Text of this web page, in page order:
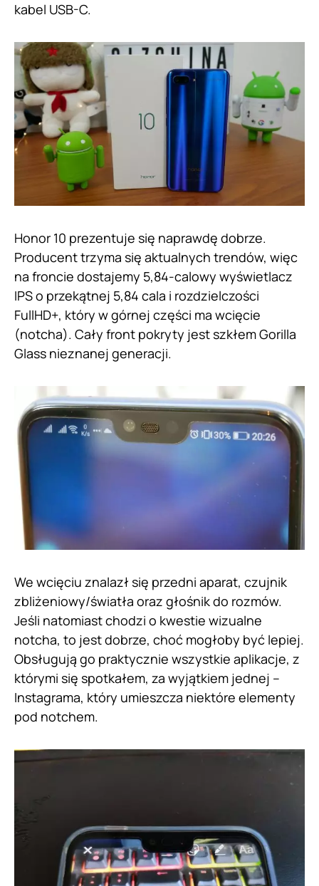
kabel USB-C.
Honor 10 prezentuje się naprawdę dobrze.
Producent trzyma się aktualnych trendów, więc
na froncie dostajemy 5,84-calowy wyświetlacz
IPS o przekątnej 5,84 cala i rozdzielczości
FullHD+, który w górnej części ma wcięcie
(notcha). Cały front pokryty jest szkłem Gorilla
Glass nieznanej generacji.
We wcięciu znalazł się przedni aparat, czujnik
zbliżeniowy/światła oraz głośnik do rozmów.
Jeśli natomiast chodzi o kwestie wizualne
notcha, to jest dobrze, choć mogłoby być lepiej.
Obsługują go praktycznie wszystkie aplikacje, z
którymi się spotkałem, za wyjątkiem jednej –
Instagrama, który umieszcza niektóre elementy
pod notchem.